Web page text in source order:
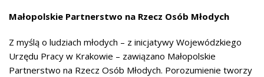
Małopolskie Partnerstwo na Rzecz Osób Młodych
Z myślą o ludziach młodych – z inicjatywy Wojewódzkiego
Urzędu Pracy w Krakowie – zawiązano Małopolskie
Partnerstwo na Rzecz Osób Młodych. Porozumienie tworzy